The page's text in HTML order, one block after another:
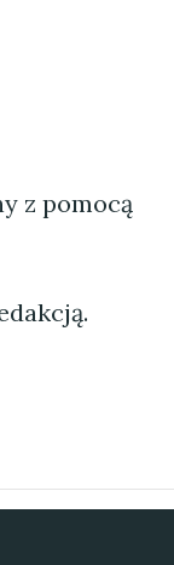
z pomocą